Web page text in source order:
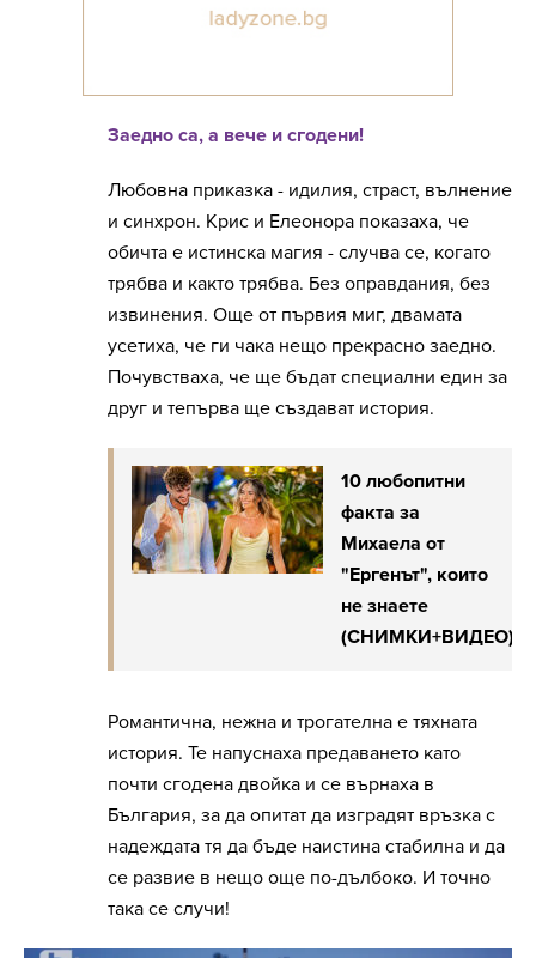
Заедно са, а вече и сгодени!
Любовна приказка - идилия, страст, вълнение
и синхрон. Крис и Елеонора показаха, че
обичта е истинска магия - случва се, когато
трябва и както трябва. Без оправдания, без
извинения. Още от първия миг, двамата
усетиха, че ги чака нещо прекрасно заедно.
Почувстваха, че ще бъдат специални един за
друг и тепърва ще създават история.
10 любопитни
факта за
Михаела от
"Ергенът", които
не знаете
(СНИМКИ+ВИДЕО)
Романтична, нежна и трогателна е тяхната
история. Те напуснаха предаването като
почти сгодена двойка и се върнаха в
България, за да опитат да изградят връзка с
надеждата тя да бъде наистина стабилна и да
се развие в нещо още по-дълбоко. И точно
така се случи!